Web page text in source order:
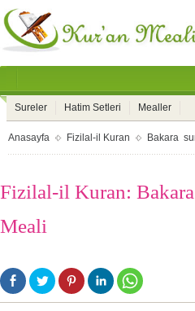
Sureler Hatim Setleri Mealler
Anasayfa Fizilal-il Kuran Bakara
Fizilal-il Kuran:
Meali